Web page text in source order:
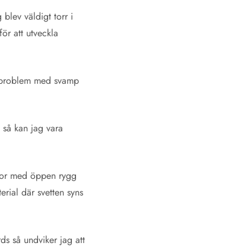
blev väldigt torr i
att utveckla
med svamp
kan jag vara
med öppen rygg
där svetten syns
så undviker jag att